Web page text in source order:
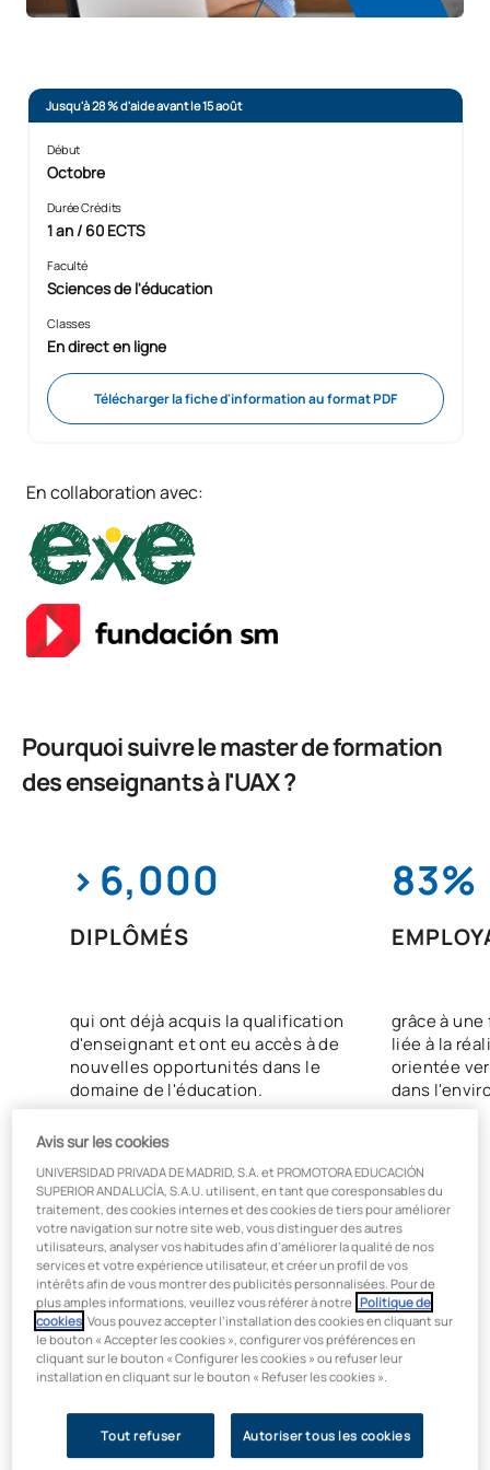
Jusqu'à 28 % d'aide avant le 15 août
Début
Octobre
Durée Crédits
1 an / 60 ECTS
Faculté
Sciences de l'éducation
Classes
En direct en ligne
Télécharger la fiche d'information au format PDF
En collaboration avec:
Pourquoi suivre le master de formation
des enseignants à l'UAX ?
> 6,000
DIPLÔMÉS
qui ont déjà acquis la qualification
d'enseignant et ont eu accès à de
nouvelles opportunités dans le
domaine de l'éducation.
83%
grâce à
liée à la
orientée
dans
Master en formation des
enseignants : diplôme permettant
d'exercer la profession
d'enseignant dans le secondaire
Avis sur les cookies
UNIVERSIDAD PRIVADA DE MADRID, S.A. et PROMOTORA EDUCACIÓN
SUPERIOR ANDALUCÍA, S.A.U. utilisent, en tant que coresponsables du
traitement, des cookies internes et des cookies de tiers pour améliorer
votre navigation sur notre site web, vous distinguer des autres
utilisateurs, analyser vos habitudes afin d’améliorer la qualité de nos
services et votre expérience utilisateur, et créer un profil de vos
intérêts afin de vous montrer des publicités personnalisées. Pour de
plus amples informations, veuillez vous référer à notre Politique de
cookies . Vous pouvez accepter l’installation des cookies en cliquant sur
le bouton « Accepter les cookies », configurer vos préférences en
cliquant sur le bouton « Configurer les cookies » ou refuser leur
installation en cliquant sur le bouton « Refuser les cookies ».
Tout refuser Autoriser tous les cookies